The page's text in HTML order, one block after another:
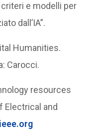
e modelli per
dall’IA”.
Humanities.
Carocci.
resources
Electrical and